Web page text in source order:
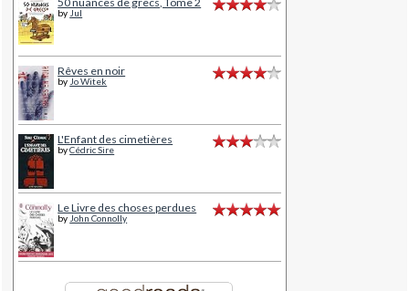
byJul
Rêves en noir
byJo Witek
L'Enfant des cimetières
byCédric Sire
Le Livre des choses perdues
byJohn Connolly